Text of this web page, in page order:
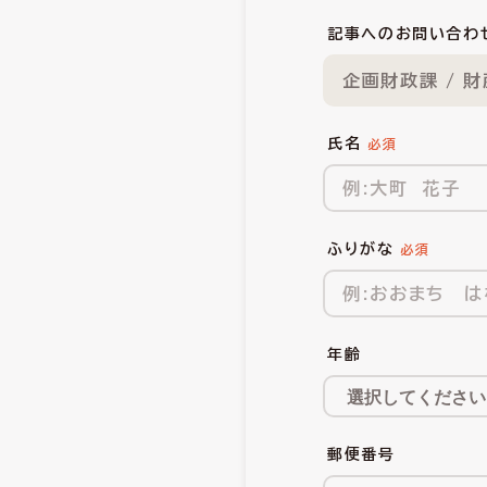
記事へのお問い合わ
企画財政課 / 財
氏名
ふりがな
年齢
郵便番号